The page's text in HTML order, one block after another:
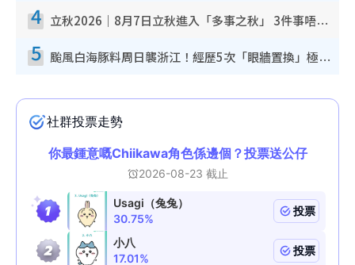
4 立秋2026｜8月7日立秋進入「多事之秋」 3件事唔做得！專家教6招開運 清枱頭／銀包納氣接好運
5 颱風白海豚料周日襲浙江！經歷5次「眼牆置換」極罕見 成登陸內地最長途颱風